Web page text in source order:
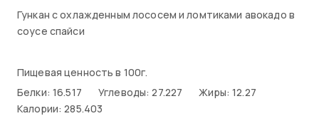
Гункан с охлажденным лососем и ломтиками авокадо в
соусе спайси
Пищевая ценность в 100г.
Белки: 16.517
Углеводы: 27.227
Жиры: 12.27
Калории: 285.403